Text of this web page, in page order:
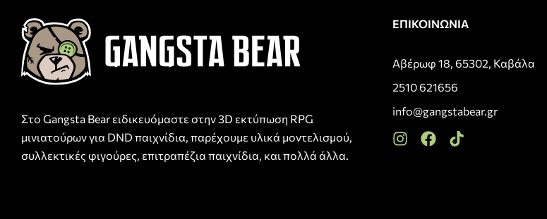
Στο Gangsta Bear ειδικευόμαστε στην 3D εκτύπωση RPG
μινιατούρων για DND παιχνίδια, παρέχουμε υλικά μοντελισμού,
συλλεκτικές φιγούρες, επιτραπέζια παιχνίδια, και πολλά άλλα.
ΕΠΙΚΟΙΝΩΝΙΑ
Αβέρωφ 18, 65302, Καβάλα
2510 621656
info@gangstabear.gr